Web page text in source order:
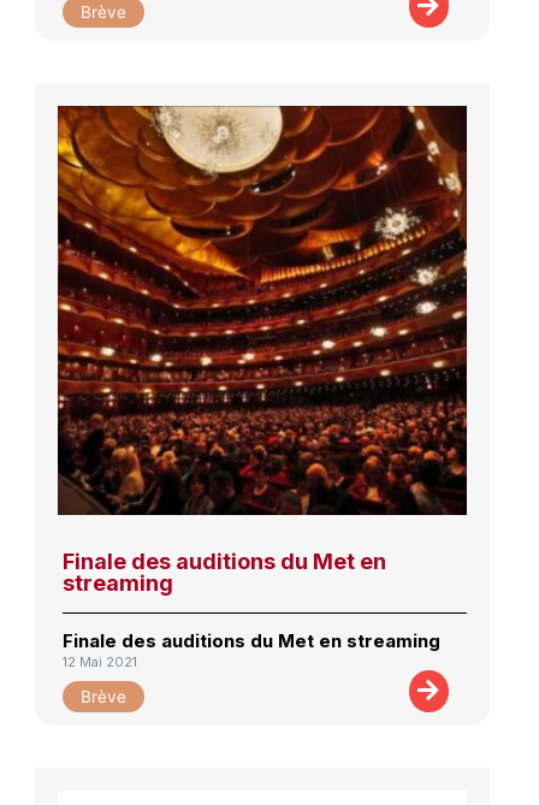
Brève
Finale des auditions du Met en
streaming
Finale des auditions du Met en streaming
12 Mai 2021
Brève